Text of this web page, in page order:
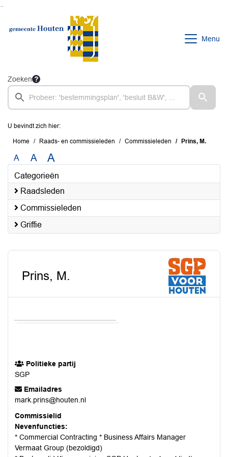
Menu
Zoeken
U bevindt zich hier:
Home Raads- en commissieleden Commissieleden Prins, M.
A A A
Categorieën
Raadsleden
Commissieleden
Griffie
Prins, M.
Politieke partij
SGP
Emailadres
mark.prins@houten.nl
Commissielid
Nevenfuncties:
* Commercial Contracting * Business Affairs Manager
Vermaat Group (bezoldigd)